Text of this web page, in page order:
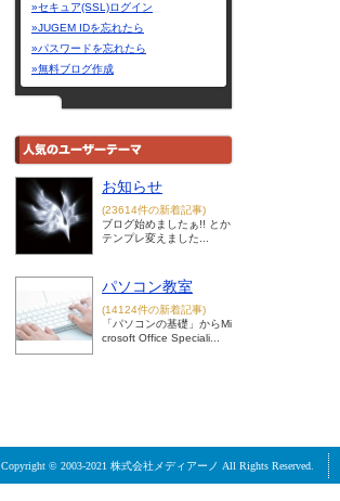
»セキュア(SSL)ログイン
»JUGEM IDを忘れたら
»パスワードを忘れたら
»無料ブログ作成
お知らせ
(23614件の新着記事)
ブログ始めましたぁ!! とか
テンプレ変えました...
パソコン教室
(14124件の新着記事)
「パソコンの基礎」からMi
crosoft Office Speciali...
Copyright © 2003-2021 株式会社メディアーノ All Rights Reserved.